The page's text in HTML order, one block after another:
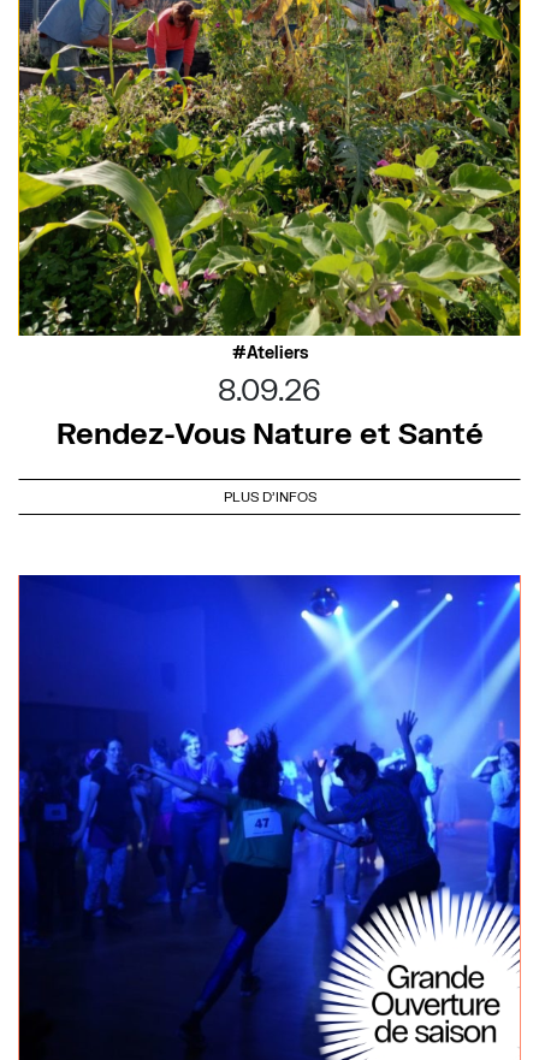
Ateliers
8.09.26
Rendez-Vous Nature et Santé
PLUS D'INFOS